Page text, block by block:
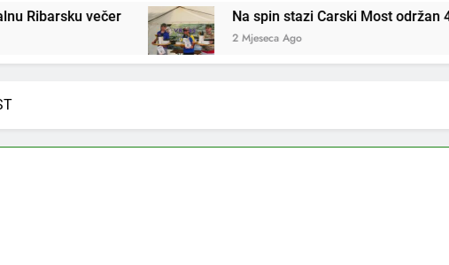
Na spin stazi Carski Most održan 4.
2 Mjeseca Ago